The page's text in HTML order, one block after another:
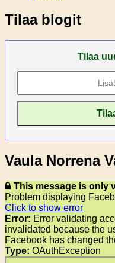
Tilaa blogit
Tilaa
Vaula Norrena
This message is only
Problem displaying
Click to show error
Error: Error validating
invalidated because the
Facebook has changed
Type: OAuthException